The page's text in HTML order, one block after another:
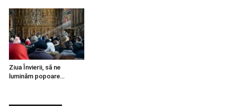
Ziua Învierii, să ne
luminăm popoare…